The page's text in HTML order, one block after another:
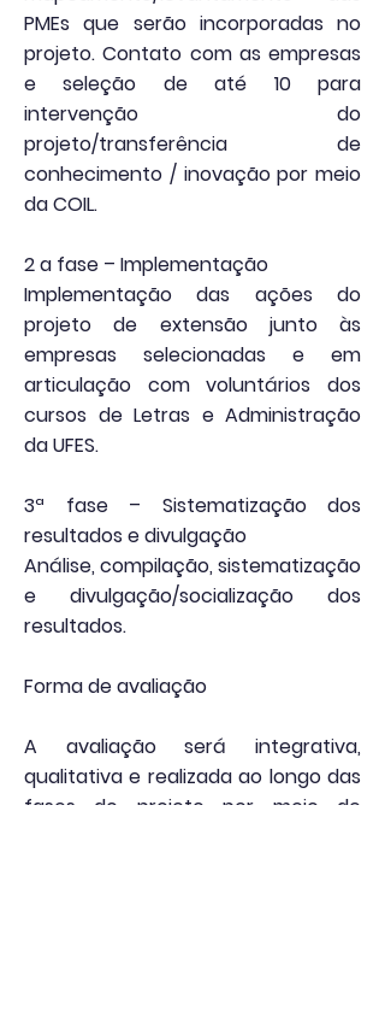
PMEs que serão incorporadas no
projeto. Contato com as empresas
e seleção de até 10 para
intervenção do
projeto/transferência de
conhecimento / inovação por meio
da COIL.
2 a fase – Implementação
Implementação das ações do
projeto de extensão junto às
empresas selecionadas e em
articulação com voluntários dos
cursos de Letras e Administração
da UFES.
3ª fase – Sistematização dos
resultados e divulgação
Análise, compilação, sistematização
e divulgação/socialização dos
resultados.
Forma de avaliação
A avaliação será integrativa,
qualitativa e realizada ao longo das
fases do projeto por meio de